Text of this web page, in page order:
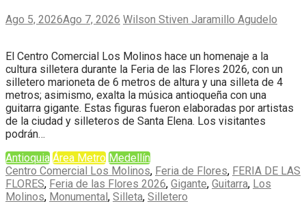
Ago 5, 2026Ago 7, 2026 Wilson Stiven Jaramillo Agudelo
El Centro Comercial Los Molinos hace un homenaje a la
cultura silletera durante la Feria de las Flores 2026, con un
silletero marioneta de 6 metros de altura y una silleta de 4
metros; asimismo, exalta la música antioqueña con una
guitarra gigante. Estas figuras fueron elaboradas por artistas
de la ciudad y silleteros de Santa Elena. Los visitantes
podrán…
Antioquia Área Metro Medellín
Centro Comercial Los Molinos, Feria de Flores, FERIA DE LAS
FLORES, Feria de las Flores 2026, Gigante, Guitarra, Los
Molinos, Monumental, Silleta, Silletero